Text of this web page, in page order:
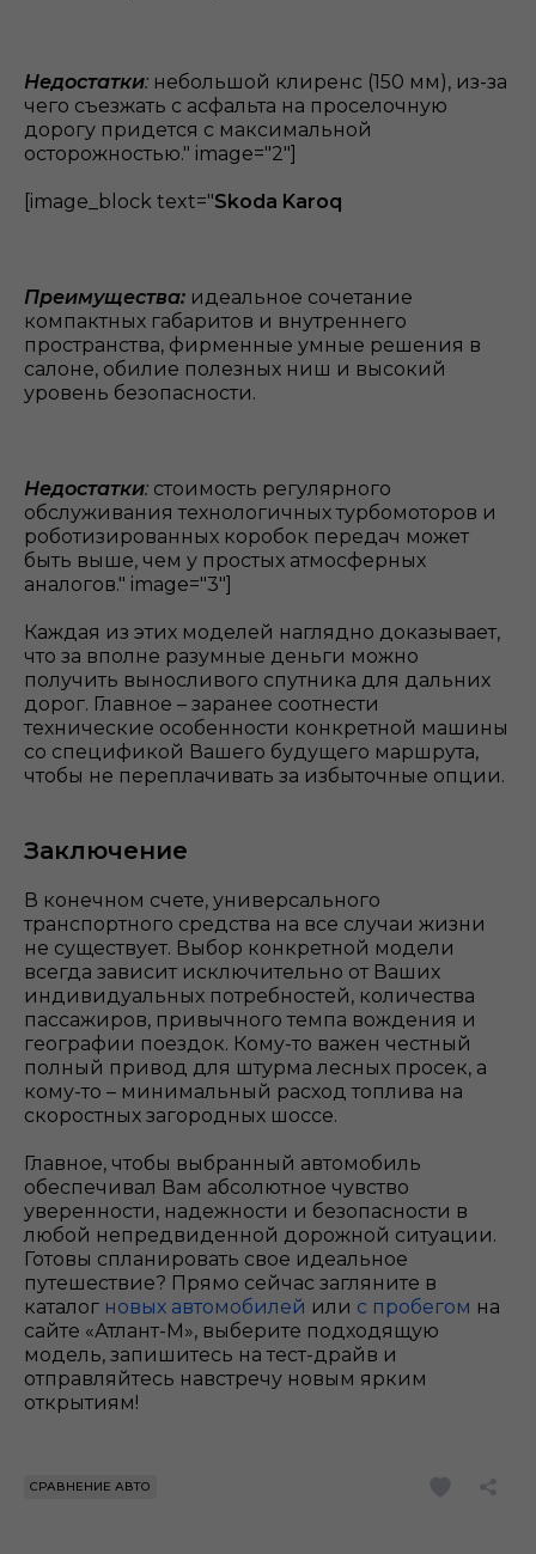
Недостатки: небольшой клиренс (150 мм), из-за
чего съезжать с асфальта на проселочную
дорогу придется с максимальной
осторожностью." image="2"]
[image_block text="Skoda Karoq
Преимущества: идеальное сочетание
компактных габаритов и внутреннего
пространства, фирменные умные решения в
салоне, обилие полезных ниш и высокий
уровень безопасности.
Недостатки: стоимость регулярного
обслуживания технологичных турбомоторов и
роботизированных коробок передач может
быть выше, чем у простых атмосферных
аналогов." image="3"]
Каждая из этих моделей наглядно доказывает,
что за вполне разумные деньги можно
получить выносливого спутника для дальних
дорог. Главное – заранее соотнести
технические особенности конкретной машины
со спецификой Вашего будущего маршрута,
чтобы не переплачивать за избыточные опции.
Заключение
В конечном счете, универсального
транспортного средства на все случаи жизни
не существует. Выбор конкретной модели
всегда зависит исключительно от Ваших
индивидуальных потребностей, количества
пассажиров, привычного темпа вождения и
географии поездок. Кому-то важен честный
полный привод для штурма лесных просек, а
кому-то – минимальный расход топлива на
скоростных загородных шоссе.
Главное, чтобы выбранный автомобиль
обеспечивал Вам абсолютное чувство
уверенности, надежности и безопасности в
любой непредвиденной дорожной ситуации.
Готовы спланировать свое идеальное
путешествие? Прямо сейчас загляните в
каталог новых автомобилей или с пробегом на
сайте «Атлант-М», выберите подходящую
модель, запишитесь на тест-драйв и
отправляйтесь навстречу новым ярким
открытиям!
СРАВНЕНИЕ АВТО